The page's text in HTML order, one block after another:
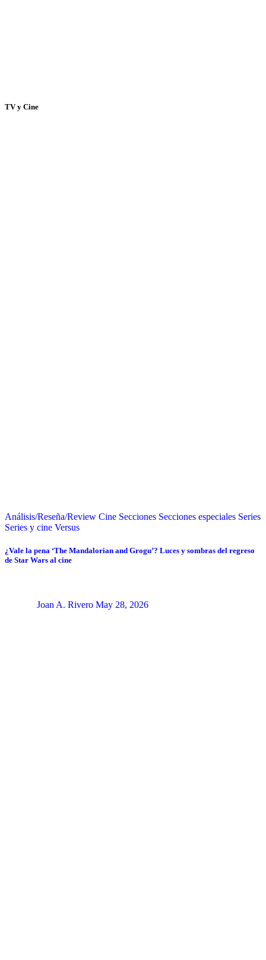
TV y Cine
Análisis/Reseña/Review Cine Secciones Secciones especiales Series
Series y cine Versus
¿Vale la pena ‘The Mandalorian and Grogu’? Luces y sombras del regreso
de Star Wars al cine
Joan A. Rivero May 28, 2026